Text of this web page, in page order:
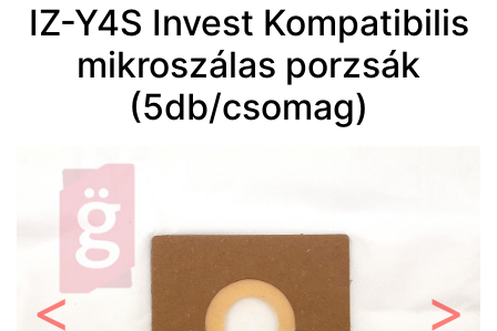
IZ-Y4S Invest Kompatibilis
mikroszálas porzsák
(5db/csomag)